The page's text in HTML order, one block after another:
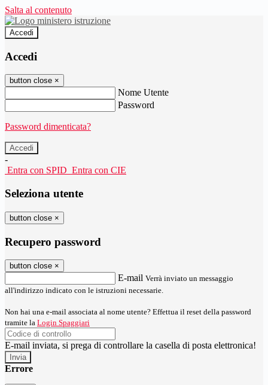
Salta al contenuto
Accedi
Accedi
button close ×
Nome Utente
Password
Password dimenticata?
-
Entra con SPID Entra con CIE
Seleziona utente
button close ×
Recupero password
button close ×
E-mail Verrà inviato un messaggio
all'indirizzo indicato con le istruzioni necessarie.
Non hai una e-mail associata al nome utente? Effettua il reset della password
tramite la Login Spaggiari
E-mail inviata, si prega di controllare la casella di posta elettronica!
Errore